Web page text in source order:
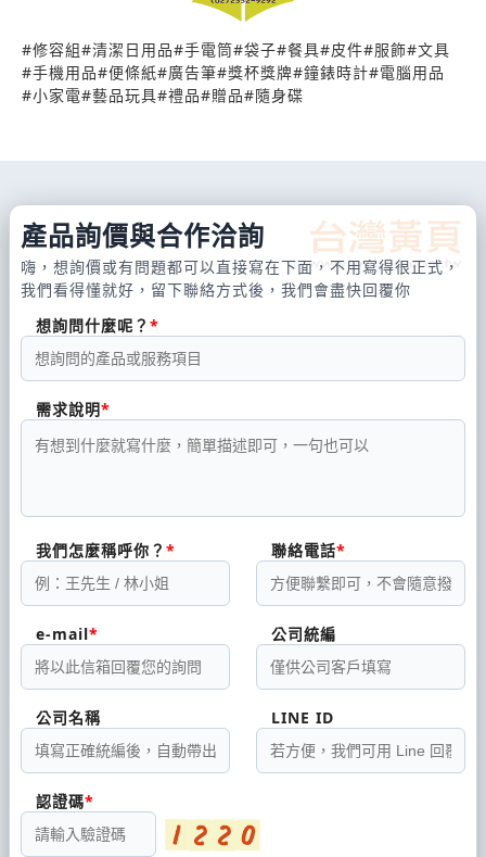
#修容組#清潔日用品#手電筒#袋子#餐具#皮件#服飾#文具
#手機用品#便條紙#廣告筆#獎杯獎牌#鐘錶時計#電腦用品
#小家電#藝品玩具#禮品#贈品#隨身碟
產品詢價與合作洽詢
嗨，想詢價或有問題都可以直接寫在下面，不用寫得很正式，
我們看得懂就好，留下聯絡方式後，我們會盡快回覆你
想詢問什麼呢？
需求說明
我們怎麼稱呼你？ 聯絡電話
e-mail 公司統編
公司名稱 LINE ID
認證碼